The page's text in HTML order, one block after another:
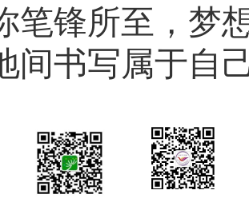
笔锋所至，梦
间书写属于自